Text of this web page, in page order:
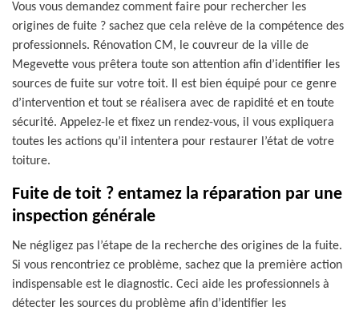
Vous vous demandez comment faire pour rechercher les
origines de fuite ? sachez que cela relève de la compétence des
professionnels. Rénovation CM, le couvreur de la ville de
Megevette vous prêtera toute son attention afin d’identifier les
sources de fuite sur votre toit. Il est bien équipé pour ce genre
d’intervention et tout se réalisera avec de rapidité et en toute
sécurité. Appelez-le et fixez un rendez-vous, il vous expliquera
toutes les actions qu’il intentera pour restaurer l’état de votre
toiture.
Fuite de toit ? entamez la réparation par une
inspection générale
Ne négligez pas l’étape de la recherche des origines de la fuite.
Si vous rencontriez ce problème, sachez que la première action
indispensable est le diagnostic. Ceci aide les professionnels à
détecter les sources du problème afin d’identifier les